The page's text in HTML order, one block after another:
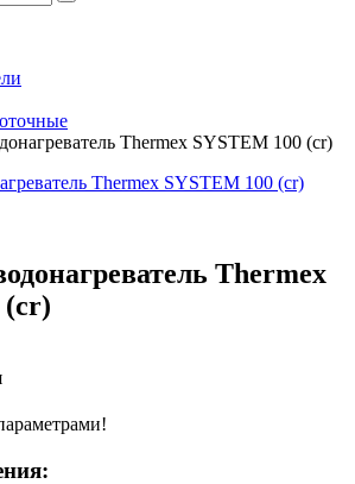
Thermex SYSTEM 100 (cr)
Thermex
(cr)